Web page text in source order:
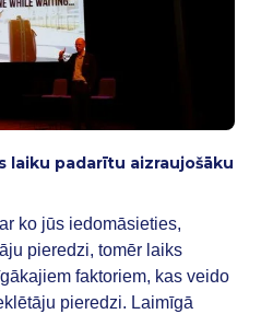
laiku padarītu aizraujošāku
ko jūs iedomāsieties,
pieredzi, tomēr laiks
faktoriem, kas veido
pieredzi. Laimīgā